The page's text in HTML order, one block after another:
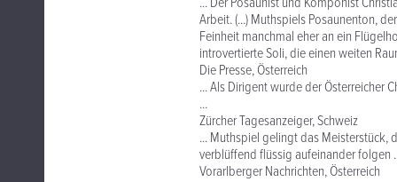
Arbeit. (...) Muthspiels Posaunenton,
Feinheit manchmal eher an ein
introvertierte Soli, die einen weiten
Die Presse, Österreich
... Als Dirigent wurde der Österreicher
...
Zürcher Tagesanzeiger, Schweiz
... Muthspiel gelingt das Meisterstück,
verblüffend flüssig aufeinander folgen
Vorarlberger Nachrichten, Österreich